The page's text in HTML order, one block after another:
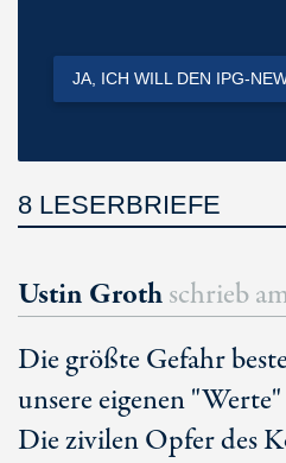
JA, ICH WILL DEN IPG-
8 LESERBRIEFE
Ustin Grothschrieb
Die größte Gefahr
unsere eigenen
Die zivilen Opfer des